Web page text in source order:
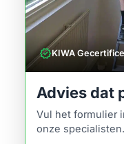
verifiedKIWA
Advies dat
Vul het formulier
onze specialisten.